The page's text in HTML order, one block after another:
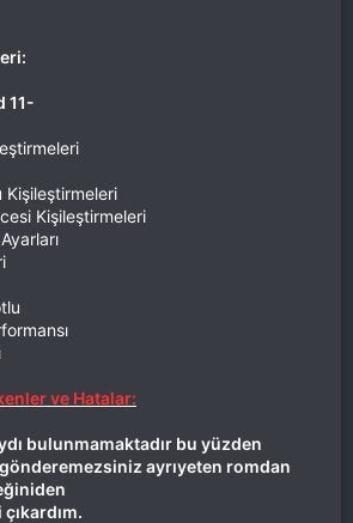
11-
Kişileştirmeleri
Kişileştirmeleri
ve Hatalar:
bulunmamaktadır bu yüzden
ayrıyeten romdan